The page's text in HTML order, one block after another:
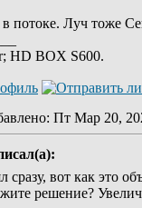
потоке. Луч тоже
HD BOX S600.
: Пт Мар 20,
сразу, вот как это
решение?